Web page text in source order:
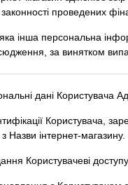
проведених
інша персональна
за винятком
дані Користувача
Користувача,
Назви інтернет-магазину.
Користувачеві